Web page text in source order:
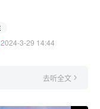
  2024-3-29 14:44
去听全文